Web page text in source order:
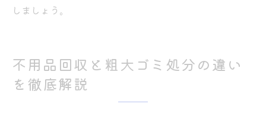
しましょう。
不用品回収と粗大ゴミ処分の違い
を徹底解説